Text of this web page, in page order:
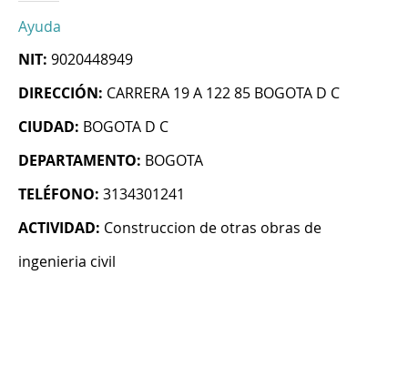
Ayuda
NIT: 9020448949
DIRECCIÓN: CARRERA 19 A 122 85 BOGOTA D C
CIUDAD: BOGOTA D C
DEPARTAMENTO: BOGOTA
TELÉFONO: 3134301241
ACTIVIDAD: Construccion de otras obras de
ingenieria civil